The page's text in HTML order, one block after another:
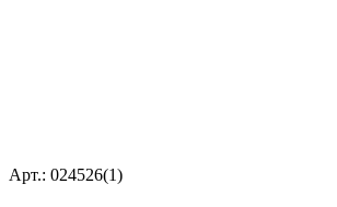
Арт.: 024526(1)